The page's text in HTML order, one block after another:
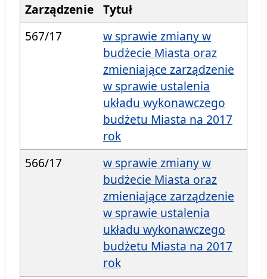
Zarządzenie Tytuł
567/17
w sprawie zmiany w
budżecie Miasta oraz
zmieniające zarządzenie
w sprawie ustalenia
układu wykonawczego
budżetu Miasta na 2017
rok
566/17
w sprawie zmiany w
budżecie Miasta oraz
zmieniające zarządzenie
w sprawie ustalenia
układu wykonawczego
budżetu Miasta na 2017
rok